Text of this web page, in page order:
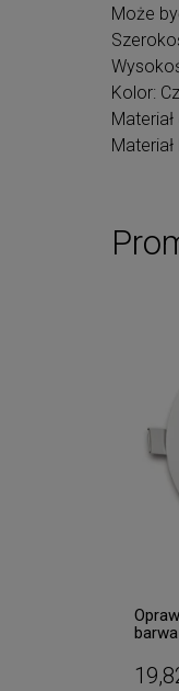
Może
Kolor: